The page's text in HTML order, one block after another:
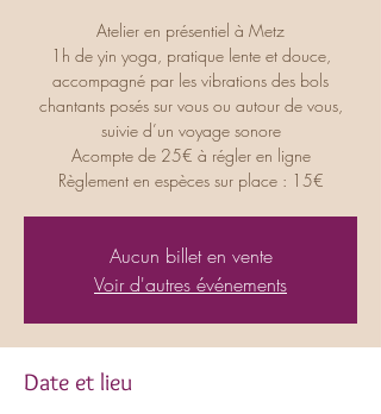
Atelier en présentiel à Metz
1h de yin yoga, pratique lente et douce,
accompagné par les vibrations des bols
chantants posés sur vous ou autour de vous,
suivie d’un voyage sonore
Acompte de 25€ à régler en ligne
Règlement en espèces sur place : 15€
Aucun billet en vente
Voir d'autres événements
Date et lieu